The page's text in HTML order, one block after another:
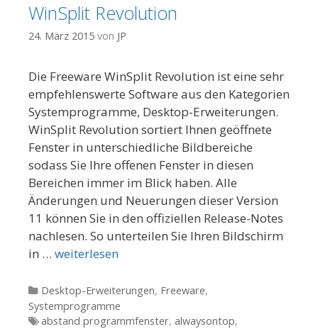
WinSplit Revolution
24. März 2015 von JP
Die Freeware WinSplit Revolution ist eine sehr
empfehlenswerte Software aus den Kategorien
Systemprogramme, Desktop-Erweiterungen.
WinSplit Revolution sortiert Ihnen geöffnete
Fenster in unterschiedliche Bildbereiche
sodass Sie Ihre offenen Fenster in diesen
Bereichen immer im Blick haben. Alle
Änderungen und Neuerungen dieser Version
11 können Sie in den offiziellen Release-Notes
nachlesen. So unterteilen Sie Ihren Bildschirm
in … weiterlesen
Kategorien
Desktop-Erweiterungen, Freeware,
Systemprogramme
Tags
abstand programmfenster, alwaysontop,